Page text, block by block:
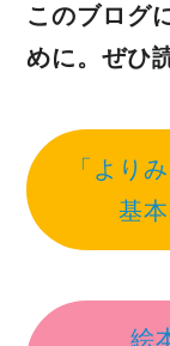
このブログ
めに。ぜひ
「より
基
絵